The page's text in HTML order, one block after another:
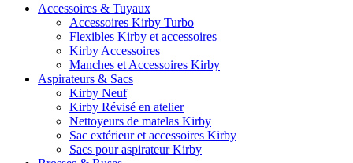
Accessoires & Tuyaux
Accessoires Kirby Turbo
Flexibles Kirby et accessoires
Kirby Accessoires
Manches et Accessoires Kirby
Aspirateurs & Sacs
Kirby Neuf
Kirby Révisé en atelier
Nettoyeurs de matelas Kirby
Sac extérieur et accessoires Kirby
Sacs pour aspirateur Kirby